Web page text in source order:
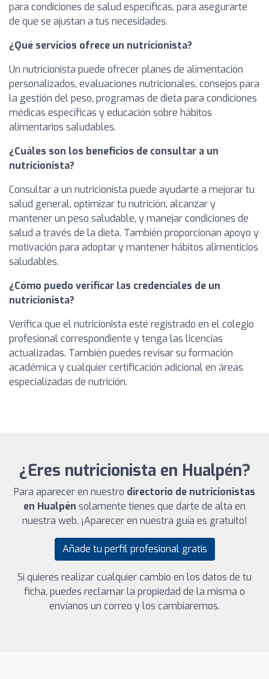
para condiciones de salud específicas, para asegurarte
de que se ajustan a tus necesidades.
¿Qué servicios ofrece un nutricionista?
Un nutricionista puede ofrecer planes de alimentación
personalizados, evaluaciones nutricionales, consejos para
la gestión del peso, programas de dieta para condiciones
médicas específicas y educación sobre hábitos
alimentarios saludables.
¿Cuáles son los beneficios de consultar a un
nutricionista?
Consultar a un nutricionista puede ayudarte a mejorar tu
salud general, optimizar tu nutrición, alcanzar y
mantener un peso saludable, y manejar condiciones de
salud a través de la dieta. También proporcionan apoyo y
motivación para adoptar y mantener hábitos alimenticios
saludables.
¿Cómo puedo verificar las credenciales de un
nutricionista?
Verifica que el nutricionista esté registrado en el colegio
profesional correspondiente y tenga las licencias
actualizadas. También puedes revisar su formación
académica y cualquier certificación adicional en áreas
especializadas de nutrición.
¿Eres nutricionista en Hualpén?
Para aparecer en nuestro directorio de nutricionistas
en Hualpén solamente tienes que darte de alta en
nuestra web. ¡Aparecer en nuestra guía es gratuito!
Añade tu perfil profesional gratis
Si quieres realizar cualquier cambio en los datos de tu
ficha, puedes reclamar la propiedad de la misma o
envíanos un correo y los cambiaremos.